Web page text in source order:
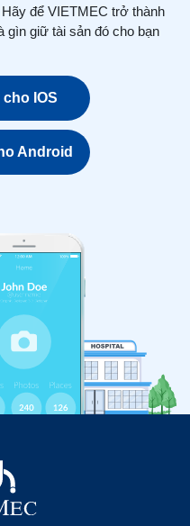
để VIETMEC trở thành
gìn giữ tài sản đó cho bạn
IOS
Android